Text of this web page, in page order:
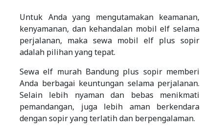
Untuk Anda yang mengutamakan keamanan,
kenyamanan, dan kehandalan mobil elf selama
perjalanan, maka sewa mobil elf plus sopir
adalah pilihan yang tepat.
Sewa elf murah Bandung plus sopir memberi
Anda berbagai keuntungan selama perjalanan.
Selain lebih nyaman dan bebas menikmati
pemandangan, juga lebih aman berkendara
dengan sopir yang terlatih dan berpengalaman.